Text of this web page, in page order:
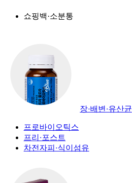
쇼핑백·소분통
장·배변·유산균
프로바이오틱스
프리·포스트
차전자피·식이섬유